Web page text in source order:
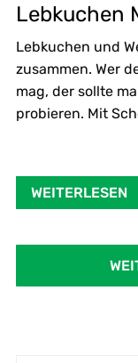
Lebkuchen
Lebkuchen und
zusammen. Wer
mag, der sollte
probieren. Mit
WEITERLESEN